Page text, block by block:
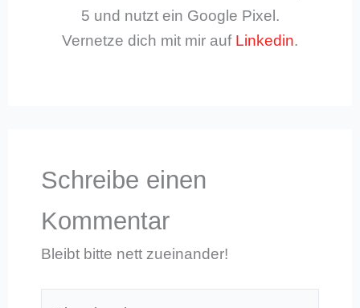
5 und nutzt ein Google Pixel.
Vernetze dich mit mir auf Linkedin.
Schreibe einen
Kommentar
Bleibt bitte nett zueinander!